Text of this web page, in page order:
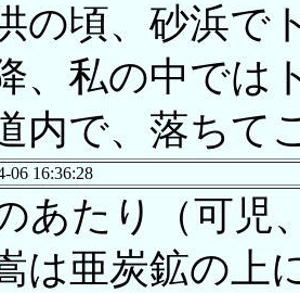
の頃、砂浜で
、私の中では
内で、落ちて
06 16:36:28
あたり（可児
は亜炭鉱の上